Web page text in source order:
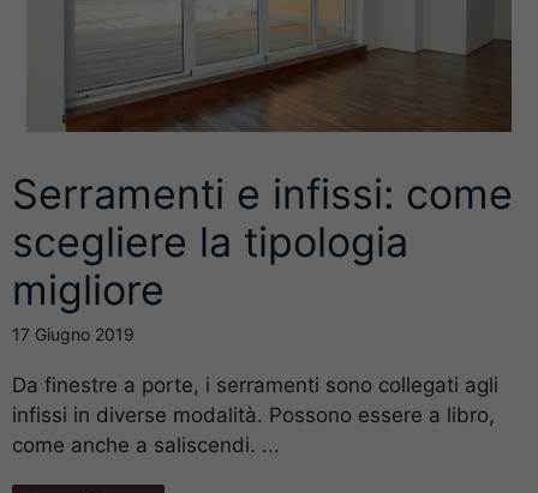
Serramenti e infissi: come
scegliere la tipologia
migliore
17 Giugno 2019
Da finestre a porte, i serramenti sono collegati agli
infissi in diverse modalità. Possono essere a libro,
come anche a saliscendi. ...